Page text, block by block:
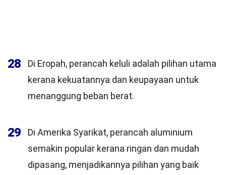
28
Di Eropah, perancah keluli adalah pilihan utama
kerana kekuatannya dan keupayaan untuk
menanggung beban berat.
29
Di Amerika Syarikat, perancah aluminium
semakin popular kerana ringan dan mudah
dipasang, menjadikannya pilihan yang baik